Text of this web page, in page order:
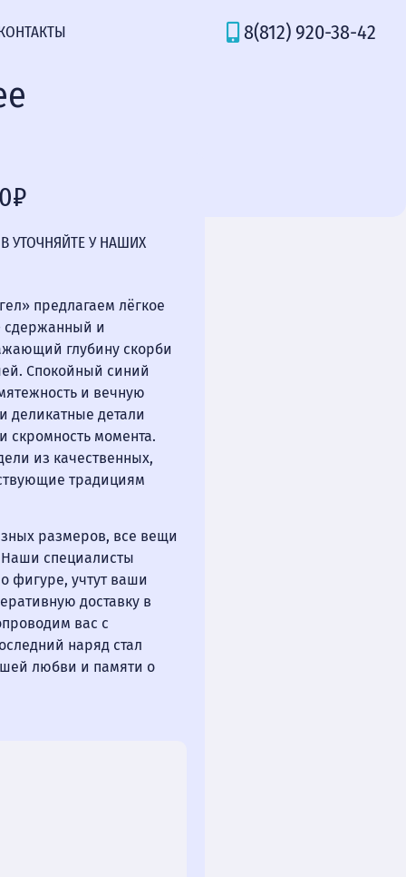
8(812) 920-38-42
УТОЧНЯЙТЕ У НАШИХ
предлагаем лёгкое
сдержанный и
глубину скорби
Спокойный синий
и вечную
деликатные детали
скромность момента.
из качественных,
традициям
размеров, все вещи
специалисты
фигуре, учтут ваши
доставку в
вас с
наряд стал
любви и памяти о